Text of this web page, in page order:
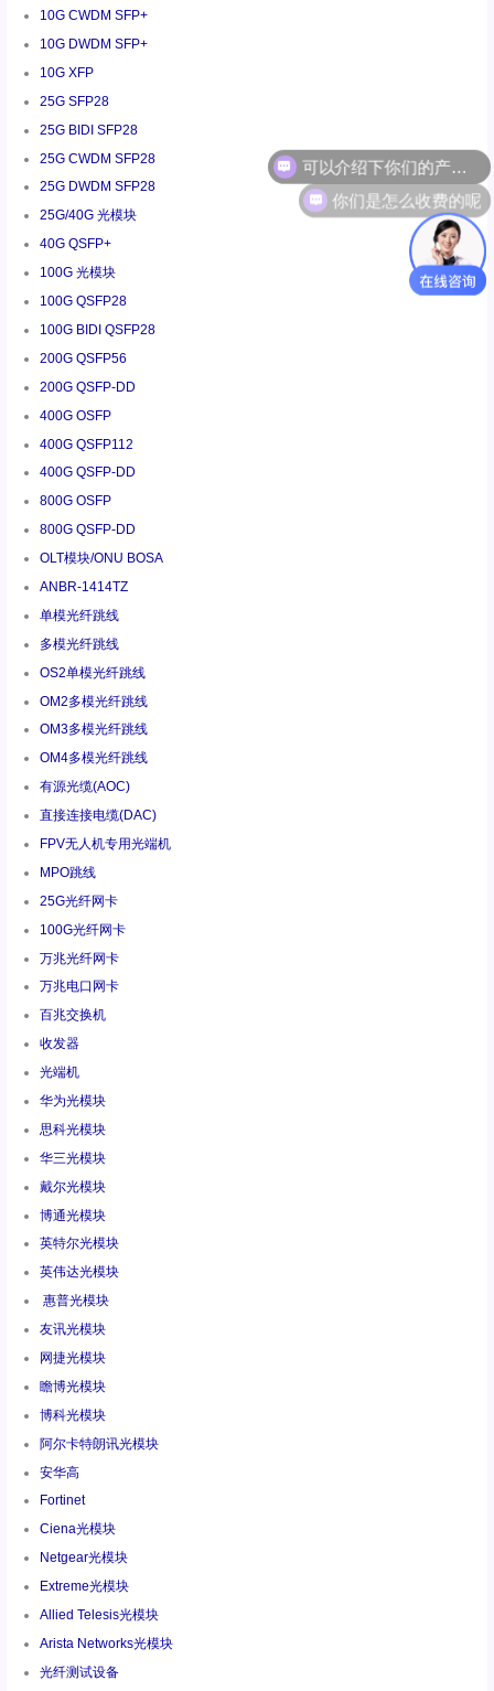
10G CWDM SFP+
10G DWDM SFP+
10G XFP
25G SFP28
25G BIDI SFP28
25G CWDM SFP28
25G DWDM SFP28
25G/40G 光模块
40G QSFP+
100G 光模块
100G QSFP28
100G BIDI QSFP28
200G QSFP56
200G QSFP-DD
400G OSFP
400G QSFP112
400G QSFP-DD
800G OSFP
800G QSFP-DD
OLT模块/ONU BOSA
ANBR-1414TZ
单模光纤跳线
多模光纤跳线
OS2单模光纤跳线
OM2多模光纤跳线
OM3多模光纤跳线
OM4多模光纤跳线
有源光缆(AOC)
直接连接电缆(DAC)
FPV无人机专用光端机
MPO跳线
25G光纤网卡
100G光纤网卡
万兆光纤网卡
万兆电口网卡
百兆交换机
收发器
光端机
华为光模块
思科光模块
华三光模块
戴尔光模块
博通光模块
英特尔光模块
英伟达光模块
惠普光模块
友讯光模块
网捷光模块
瞻博光模块
博科光模块
阿尔卡特朗讯光模块
安华高
Fortinet
Ciena光模块
Netgear光模块
Extreme光模块
Allied Telesis光模块
Arista Networks光模块
光纤测试设备
你们是怎么收费的呢